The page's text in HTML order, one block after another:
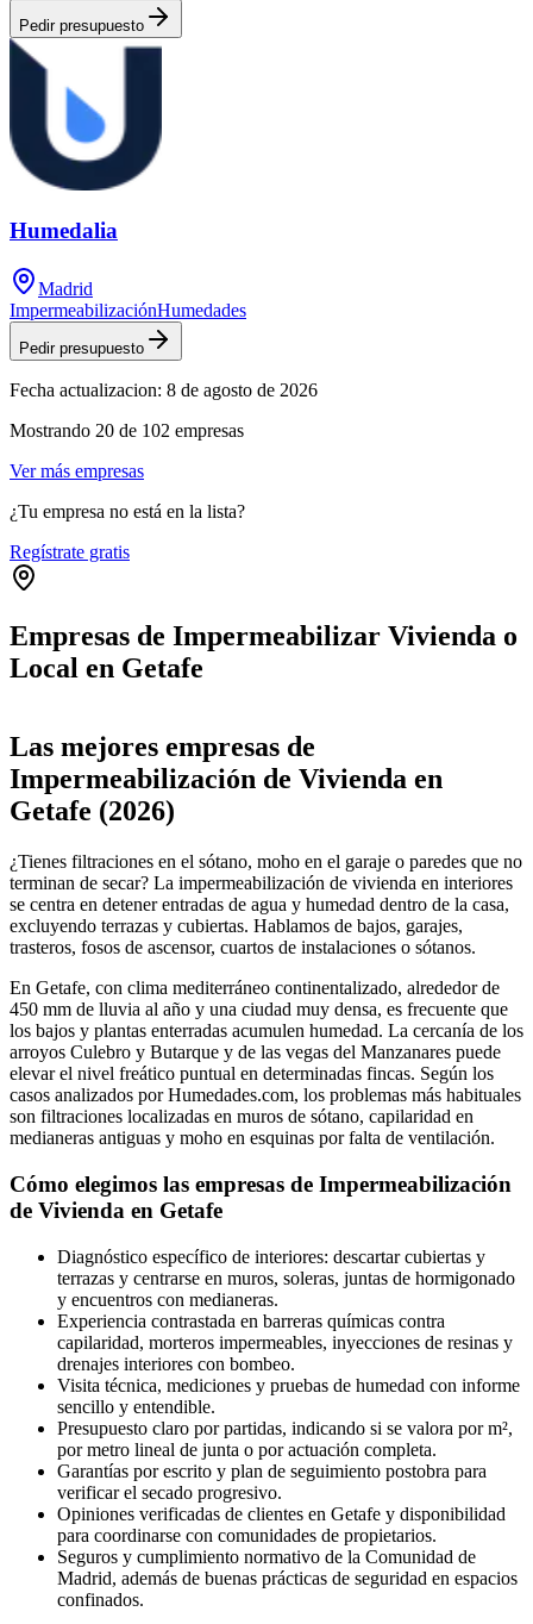
Pedir presupuesto
Humedalia
Madrid
ImpermeabilizaciónHumedades
Pedir presupuesto
Fecha actualizacion: 8 de agosto de 2026
Mostrando 20 de 102 empresas
Ver más empresas
¿Tu empresa no está en la lista?
Regístrate gratis
Empresas de Impermeabilizar Vivienda o
Local en Getafe
+
−
Las mejores empresas de
Impermeabilización de Vivienda en
Getafe (2026)
¿Tienes filtraciones en el sótano, moho en el garaje o paredes que no
terminan de secar? La impermeabilización de vivienda en interiores
se centra en detener entradas de agua y humedad dentro de la casa,
excluyendo terrazas y cubiertas. Hablamos de bajos, garajes,
trasteros, fosos de ascensor, cuartos de instalaciones o sótanos.
En Getafe, con clima mediterráneo continentalizado, alrededor de
450 mm de lluvia al año y una ciudad muy densa, es frecuente que
los bajos y plantas enterradas acumulen humedad. La cercanía de los
arroyos Culebro y Butarque y de las vegas del Manzanares puede
elevar el nivel freático puntual en determinadas fincas. Según los
casos analizados por Humedades.com, los problemas más habituales
son filtraciones localizadas en muros de sótano, capilaridad en
medianeras antiguas y moho en esquinas por falta de ventilación.
Cómo elegimos las empresas de Impermeabilización
de Vivienda en Getafe
Diagnóstico específico de interiores: descartar cubiertas y
terrazas y centrarse en muros, soleras, juntas de hormigonado
y encuentros con medianeras.
Experiencia contrastada en barreras químicas contra
capilaridad, morteros impermeables, inyecciones de resinas y
drenajes interiores con bombeo.
Visita técnica, mediciones y pruebas de humedad con informe
sencillo y entendible.
Presupuesto claro por partidas, indicando si se valora por m²,
por metro lineal de junta o por actuación completa.
Garantías por escrito y plan de seguimiento postobra para
verificar el secado progresivo.
Opiniones verificadas de clientes en Getafe y disponibilidad
para coordinarse con comunidades de propietarios.
Seguros y cumplimiento normativo de la Comunidad de
Madrid, además de buenas prácticas de seguridad en espacios
confinados.